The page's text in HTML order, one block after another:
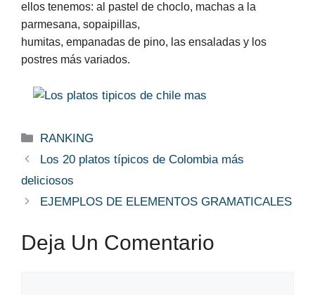
ellos tenemos: al pastel de choclo, machas a la
parmesana, sopaipillas,
humitas, empanadas de pino, las ensaladas y los
postres más variados.
Categorías
RANKING
Los 20 platos típicos de Colombia más
deliciosos
EJEMPLOS DE ELEMENTOS GRAMATICALES
Deja Un Comentario